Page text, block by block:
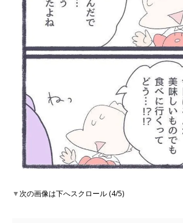
▼次の画像は下へスクロール (4/5)